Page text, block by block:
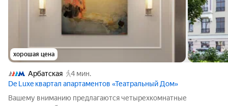
хорошая цена
Арбатская
4 мин.
De Luxe квартал апартаментов «Театральный Дом»
Вашему вниманию предлагаются четырехкомнатные